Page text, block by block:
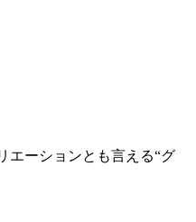
エーションとも言える“グ